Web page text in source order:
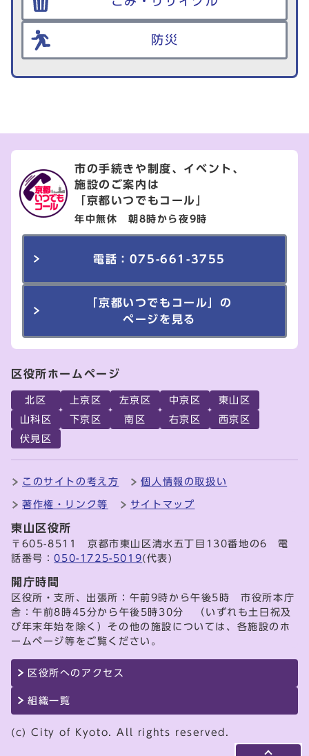
防災
市の手続きや制度、イベント、
施設のご案内は
「京都いつでもコール」
年中無休 朝8時から夜9時
電話：075-661-3755
「京都いつでもコール」の
ページを見る
区役所ホームページ
北区 上京区 左京区 中京区
東山区
山科区
下京区 南区 右京区
西京区
伏見区
このサイトの考え方 個人情報の取扱い
著作権・リンク等 サイトマップ
東山区役所
〒605-8511 京都市東山区清水五丁目130番地の6 電
話番号：050-1725-5019(代表)
開庁時間
区役所・支所、出張所：午前9時から午後5時 市役所本庁
舎：午前8時45分から午後5時30分 （いずれも土日祝及
び年末年始を除く）その他の施設については、各施設のホ
ームページ等をご覧ください。
区役所へのアクセス
組織一覧
(c) City of Kyoto. All rights reserved.